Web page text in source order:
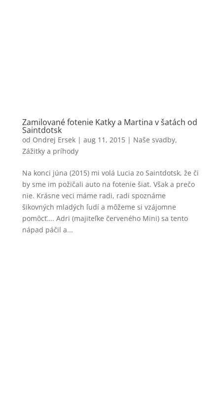
Zamilované fotenie Katky a Martina v šatách od
‪Saintdotsk‬
od Ondrej Ersek| aug 11, 2015| Naše svadby,
Zážitky a príhody
Na konci júna (2015) mi volá Lucia zo Saintdotsk, že či
by sme im požičali auto na fotenie šiat. Však a prečo
nie. Krásne veci máme radi, radi spoznáme
šikovných mladých ľudí a môžeme si vzájomne
pomôcť…. Adri (majiteľke červeného Mini) sa tento
nápad páčil a...